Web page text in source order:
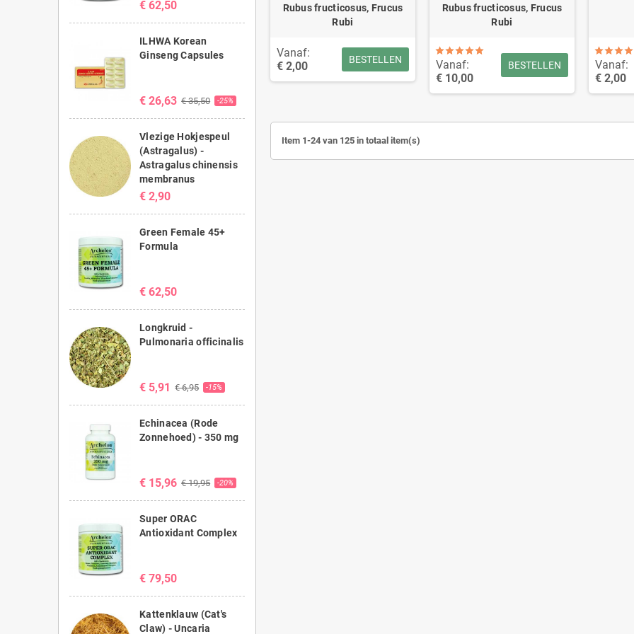
€ 62,50
ILHWA Korean
Ginseng Capsules
€ 26,63 € 35,50 -25%
Vlezige Hokjespeul
(Astragalus) -
Astragalus chinensis
membranus
€ 2,90
Green Female 45+
Formula
€ 62,50
Longkruid -
Pulmonaria officinalis
€ 5,91 € 6,95 -15%
Echinacea (Rode
Zonnehoed) - 350 mg
€ 15,96 € 19,95 -20%
Super ORAC
Antioxidant Complex
€ 79,50
Kattenklauw (Cat's
Claw) - Uncaria
Rubus fructicosus, Frucus
Rubi
Vanaf:
€ 2,00
BESTELLEN
Rubus fructicosus, Frucus
Rubi
Vanaf:
€ 10,00
BESTELLEN
Vanaf:
€ 2,00
Item 1-24 van 125 in totaal item(s)